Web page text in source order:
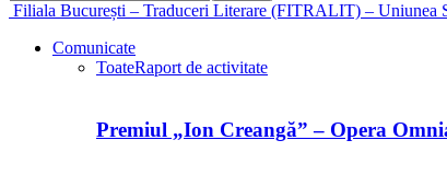
Filiala București – Traduceri Literare (FITRALIT) – Uniunea
Comunicate
ToateRaport de activitate
Premiul „Ion Creangă” – Opera